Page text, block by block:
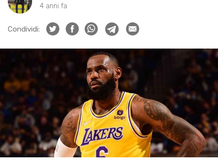
4 anni fa
Condividi: